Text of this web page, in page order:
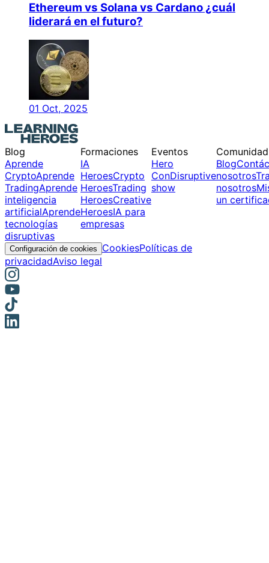
Ethereum vs Solana vs Cardano ¿cuál
liderará en el futuro?
01 Oct, 2025
Blog
Aprende
CryptoAprende
TradingAprende
inteligencia
artificialAprende
tecnologías
disruptivas
Formaciones
IA
HeroesCrypto
HeroesTrading
HeroesCreative
HeroesIA para
empresas
Eventos
Hero
ConDisruptive
show
Blog
nosotros
nosotros
un
Configuración de cookies CookiesPolíticas de
privacidadAviso legal